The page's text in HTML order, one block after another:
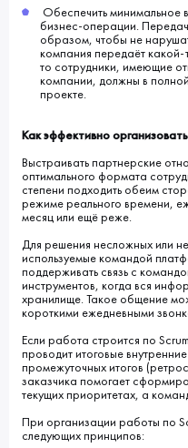
Обеспечить минимальное
бизнес-операции.
образом, чтобы не
компания передаёт
то сотрудники, имеющие
компании, должны в
проекте.
Как эффективно
Выстраивать партнерские
оптимального формата
степени подходить обеим
режиме реального времени,
месяц или ещё реже.
Для решения несложных или
используемые командой
поддерживать связь с
инструментов, когда вся
хранилище. Такое общение
короткими ежедневными
Если работа строится по
проводит итоговые
промежуточных итогов
заказчика помогает
текущих приоритетах, а
При организации работы по
следующих принципов: